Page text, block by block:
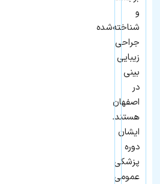
و
شناخته‌شده
جراحی
زیبایی
بینی
در
اصفهان
هستند.
ایشان
دوره
پزشکی
عمومی
رزرو